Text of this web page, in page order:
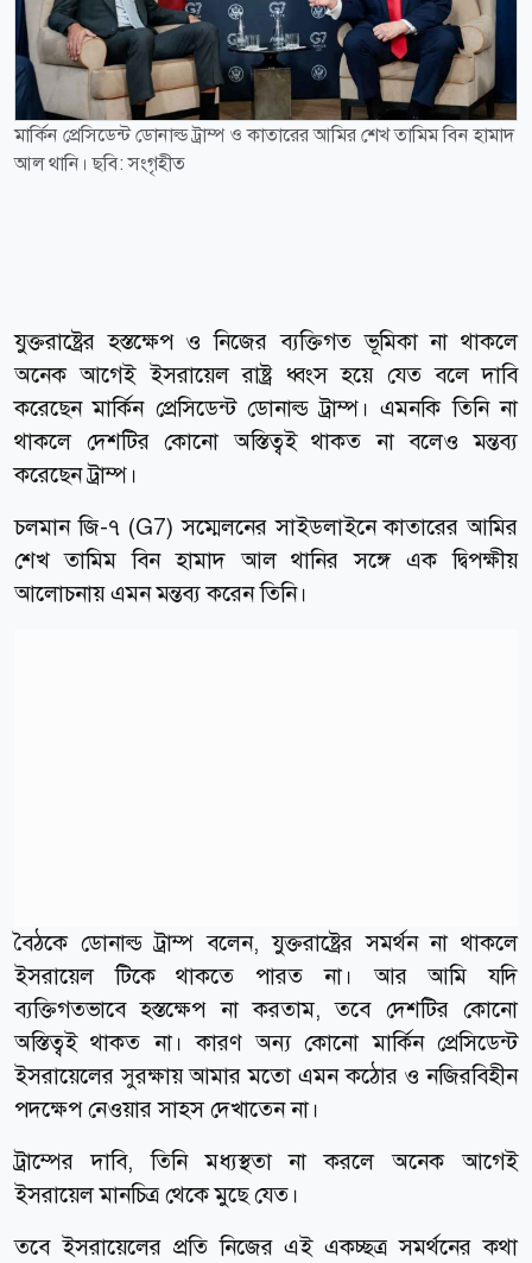
মার্কিন প্রেসিডেন্ট ডোনাল্ড ট্রাম্প ও কাতারের আমির শেখ তামিম বিন হামাদ
আল থানি। ছবি: সংগৃহীত
যুক্তরাষ্ট্রের হস্তক্ষেপ ও নিজের ব্যক্তিগত ভূমিকা না থাকলে
অনেক আগেই ইসরায়েল রাষ্ট্র ধ্বংস হয়ে যেত বলে দাবি
করেছেন মার্কিন প্রেসিডেন্ট ডোনাল্ড ট্রাম্প। এমনকি তিনি না
থাকলে দেশটির কোনো অস্তিত্বই থাকত না বলেও মন্তব্য
করেছেন ট্রাম্প।
চলমান জি-৭ (G7) সম্মেলনের সাইডলাইনে কাতারের আমির
শেখ তামিম বিন হামাদ আল থানির সঙ্গে এক দ্বিপক্ষীয়
আলোচনায় এমন মন্তব্য করেন তিনি।
বৈঠকে ডোনাল্ড ট্রাম্প বলেন, যুক্তরাষ্ট্রের সমর্থন না থাকলে
ইসরায়েল টিকে থাকতে পারত না। আর আমি যদি
ব্যক্তিগতভাবে হস্তক্ষেপ না করতাম, তবে দেশটির কোনো
অস্তিত্বই থাকত না। কারণ অন্য কোনো মার্কিন প্রেসিডেন্ট
ইসরায়েলের সুরক্ষায় আমার মতো এমন কঠোর ও নজিরবিহীন
পদক্ষেপ নেওয়ার সাহস দেখাতেন না।
ট্রাম্পের দাবি, তিনি মধ্যস্থতা না করলে অনেক আগেই
ইসরায়েল মানচিত্র থেকে মুছে যেত।
তবে ইসরায়েলের প্রতি নিজের এই একচ্ছত্র সমর্থনের কথা